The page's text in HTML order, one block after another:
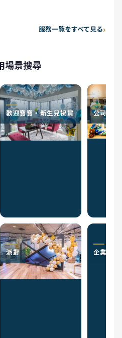
服務一覧をすべて見る
場景搜尋
歡迎寶寶・新生兒祝賀
派對
公司活
企業祝賀